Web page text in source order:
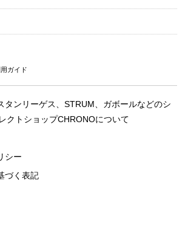
用ガイド
タンリーゲス、STRUM、ガボールなどのシ
クトショップCHRONOについて
シー
づく表記